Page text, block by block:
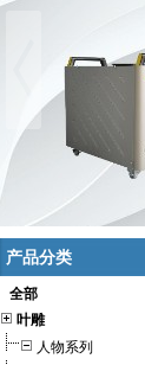
产品分类
全部
叶雕
人物系列